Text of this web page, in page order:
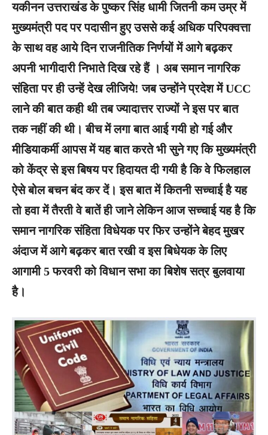
यकीनन उत्तराखंड के पुष्कर सिंह धामी जितनी कम उम्र में
मुख्यमंत्री पद पर पदासीन हुए उससे कई अधिक परिपक्वत्ता
के साथ वह आये दिन राजनीतिक निर्णयों में आगे बढ़कर
अपनी भागीदारी निभाते दिख रहे हैं । अब समान नागरिक
संहिता पर ही उन्हें देख लीजिये! जब उन्होंने प्रदेश में UCC
लाने की बात कही थी तब ज्यादात्तर राज्यों ने इस पर बात
तक नहीं की थी। बीच में लगा बात आई गयी हो गई और
मीडियाकर्मी आपस में यह बात करते भी सुने गए कि मुख्यमंत्री
को केंद्र से इस बिषय पर हिदायत दी गयी है कि वे फिलहाल
ऐसे बोल बचन बंद कर दें। इस बात में कितनी सच्चाई है यह
तो हवा में तैरती वे बातें ही जाने लेकिन आज सच्चाई यह है कि
समान नागरिक संहिता विधेयक पर फिर उन्होंने बेहद मुखर
अंदाज में आगे बढ़कर बात रखी व इस बिधेयक के लिए
आगामी 5 फरवरी को विधान सभा का बिशेष सत्र बुलवाया
है।